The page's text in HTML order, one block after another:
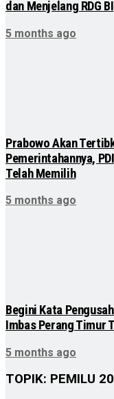
dan Menjelang RDG BI
5 months ago
Prabowo Akan
Pemerintahannya,
Telah Memilih
5 months ago
Begini Kata
Imbas Perang Timur
5 months ago
TOPIK: PEMILU